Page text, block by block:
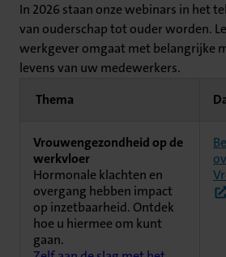
In 2026 staan onze webinars in het
van ouderschap tot ouder worden.
werkgever omgaat met belangrijke
levens van uw medewerkers.
Thema
Vrouwengezondheid op de
werkvloer
Hormonale klachten en
overgang hebben impact
op inzetbaarheid. Ontdek
hoe u hiermee om kunt
gaan.